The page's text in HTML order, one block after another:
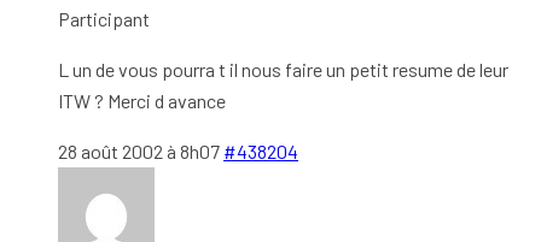
Participant
L un de vous pourra t il nous faire un petit resume de leur
ITW ? Merci d avance
28 août 2002 à 8h07 #438204